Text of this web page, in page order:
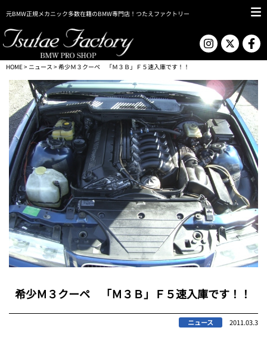
元BMW正規メカニック多数在籍のBMW専門店！つたえファクトリー
HOME> ニュース > 希少Ｍ３クーペ 「Ｍ３Ｂ」Ｆ５速入庫です！！
希少Ｍ３クーペ 「Ｍ３Ｂ」Ｆ５速入庫です！！
ニュース 2011.03.3